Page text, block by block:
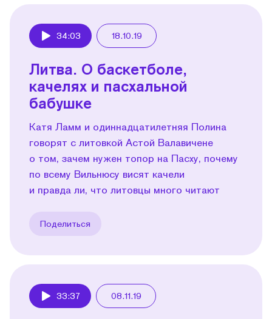
34:03 18.10.19
Литва. О баскетболе,
качелях и пасхальной
бабушке
Катя Ламм и одиннадцатилетняя Полина
говорят с литовкой Астой Валавичене
о том, зачем нужен топор на Пасху, почему
по всему Вильнюсу висят качели
и правда ли, что литовцы много читают
Поделиться
33:37 08.11.19